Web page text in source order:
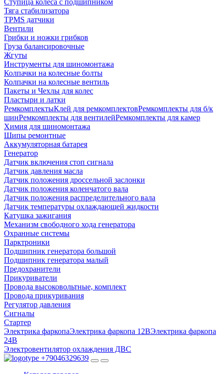
Тяга стабилизатора
TPMS датчики
Вентили
Грибки и ножки грибков
Груза балансировочные
Жгуты
Инструменты для шиномонтажа
Колпачки на колесные болты
Колпачки на колесные вентиль
Пакеты и Чехлы для колес
Пластыри и латки
РемкомплектыКлей для ремкомплектовРемкомплекты для б/к
шинРемкомплекты для вентилейРемкомплекты для камер
Химия для шиномонтажа
Шипы ремонтные
Аккумуляторная батарея
Генератор
Датчик включения стоп сигнала
Датчик давления масла
Датчик положения дроссельной заслонки
Датчик положения коленчатого вала
Датчик положения распределительного вала
Датчик температуры охлаждающей жидкости
Катушка зажигания
Механизм свободного хода генератора
Охранные системы
Парктроники
Подшипник генератора большой
Подшипник генератора малый
Предохранители
Прикуриватели
Провода высоковольтные, комплект
Провода прикуривания
Регулятор давления
Сигналы
Стартер
Электрика фаркопаЭлектрика фаркопа 12ВЭлектрика фаркопа
24В
Электровентилятор охлаждения ДВС
+79046329639